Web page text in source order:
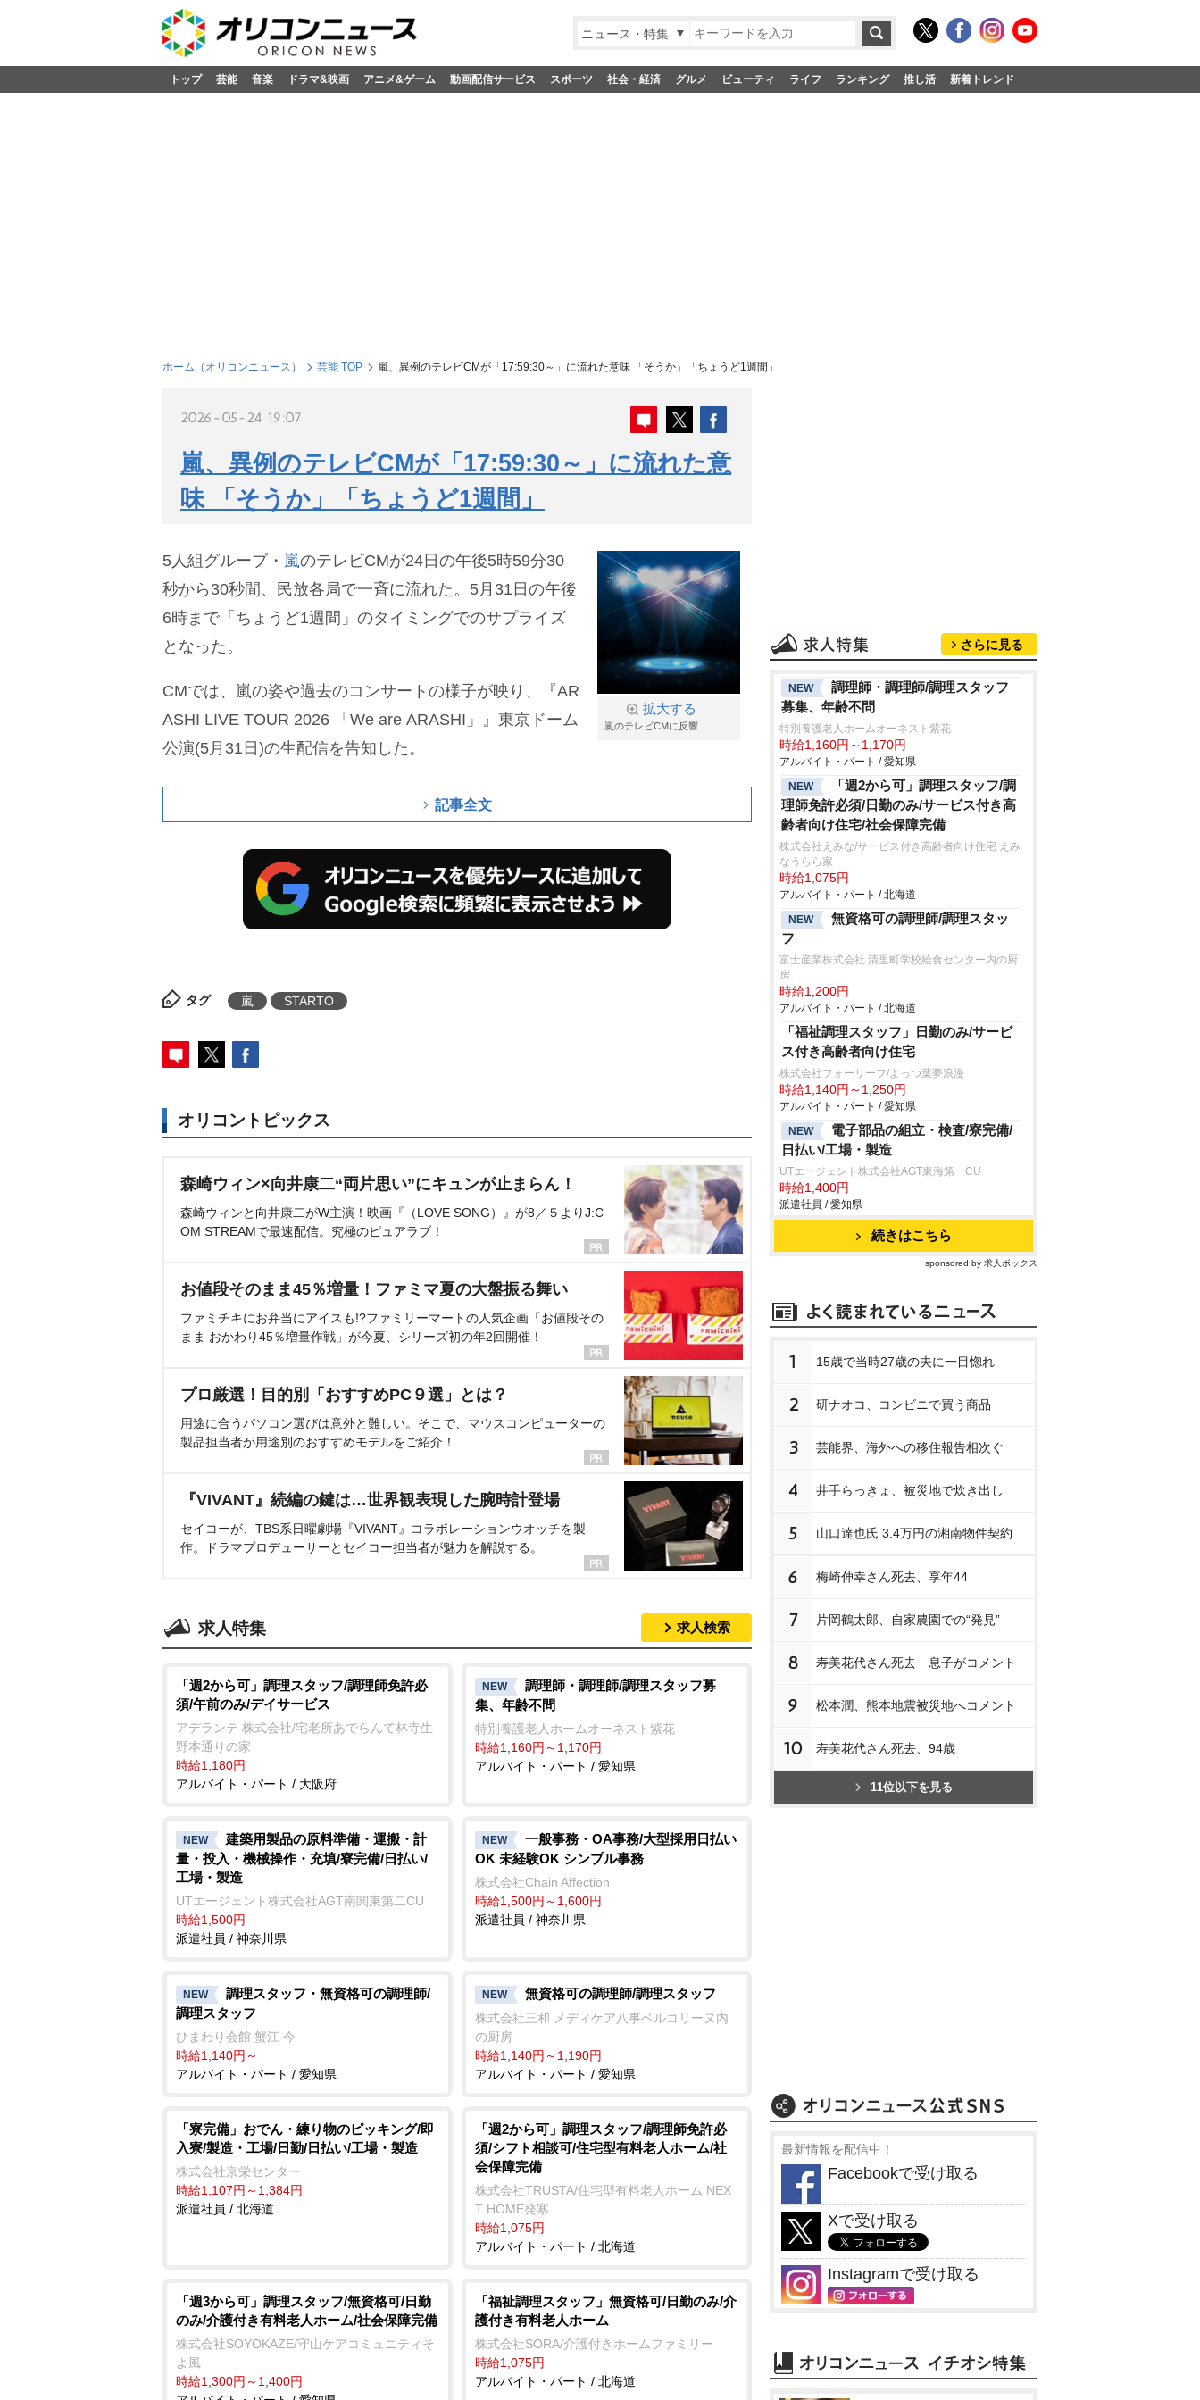
ニュース・特集
トップ 芸能 音楽 ドラマ&映画 アニメ&ゲーム 動画配信サービス スポーツ 社会・経済 グルメ ビューティ ライフ ランキング 推し活 新着トレンド
ホーム（オリコンニュース） 芸能 TOP 嵐、異例のテレビCMが「17:59:30～」に流れた意味 「そうか」「ちょうど1週間」
2026-05-24 19:07
嵐、異例のテレビCMが「17:59:30～」に流れた意
味 「そうか」「ちょうど1週間」
拡大する
嵐のテレビCMに反響
5人組グループ・ 嵐のテレビCMが24日の午後5時59分30
秒から30秒間、民放各局で一斉に流れた。5月31日の午後
6時まで「ちょうど1週間」のタイミングでのサプライズ
となった。
CMでは、嵐の姿や過去のコンサートの様子が映り、『AR
ASHI LIVE TOUR 2026 「We are ARASHI」』東京ドーム
公演(5月31日)の生配信を告知した。
記事全文
タグ 嵐 STARTO
オリコントピックス
森崎ウィン×向井康二“両片思い”にキュンが止まらん！
森崎ウィンと向井康二がW主演！映画『（LOVE SONG）』が8／５よりJ:C
OM STREAMで最速配信。究極のピュアラブ！
お値段そのまま45％増量！ファミマ夏の大盤振る舞い
ファミチキにお弁当にアイスも!?ファミリーマートの人気企画「お値段その
まま おかわり45％増量作戦」が今夏、シリーズ初の年2回開催！
プロ厳選！目的別「おすすめPC９選」とは？
用途に合うパソコン選びは意外と難しい。そこで、マウスコンピューターの
製品担当者が用途別のおすすめモデルをご紹介！
『VIVANT』続編の鍵は…世界観表現した腕時計登場
セイコーが、TBS系日曜劇場『VIVANT』コラボレーションウオッチを製
作。ドラマプロデューサーとセイコー担当者が魅力を解説する。
求人特集 求人検索
「週2から可」調理スタッフ/調理師免許必
須/午前のみ/デイサービス
アデランテ 株式会社/宅老所あでらんて林寺生
野本通りの家
時給1,180円
アルバイト・パート / 大阪府
NEW
調理師・調理師/調理スタッフ募
集、年齢不問
特別養護老人ホームオーネスト紫花
時給1,160円～1,170円
アルバイト・パート / 愛知県
NEW
建築用製品の原料準備・運搬・計
量・投入・機械操作・充填/寮完備/日払い/
工場・製造
UTエージェント株式会社AGT南関東第二CU
時給1,500円
派遣社員 / 神奈川県
NEW
一般事務・OA事務/大型採用日払い
OK 未経験OK シンプル事務
株式会社Chain Affection
時給1,500円～1,600円
派遣社員 / 神奈川県
NEW
調理スタッフ・無資格可の調理師/
調理スタッフ
ひまわり会館 蟹江 今
時給1,140円～
アルバイト・パート / 愛知県
NEW 無資格可の調理師/調理スタッフ
株式会社三和 メディケア八事ベルコリーヌ内
の厨房
時給1,140円～1,190円
アルバイト・パート / 愛知県
「寮完備」おでん・練り物のピッキング/即
入寮/製造・工場/日勤/日払い/工場・製造
株式会社京栄センター
時給1,107円～1,384円
派遣社員 / 北海道
「週2から可」調理スタッフ/調理師免許必
須/シフト相談可/住宅型有料老人ホーム/社
会保障完備
株式会社TRUSTA/住宅型有料老人ホーム NEX
T HOME発寒
時給1,075円
アルバイト・パート / 北海道
「週3から可」調理スタッフ/無資格可/日勤
のみ/介護付き有料老人ホーム/社会保障完備
株式会社SOYOKAZE/守山ケアコミュニティそ
よ風
時給1,300円～1,400円
「福祉調理スタッフ」無資格可/日勤のみ/介
護付き有料老人ホーム
株式会社SORA/介護付きホームファミリー
時給1,075円
アルバイト・パート / 北海道
さらに見る
NEW
調理師・調理師/調理スタッフ
募集、年齢不問
特別養護老人ホームオーネスト紫花
時給1,160円～1,170円
アルバイト・パート / 愛知県
NEW
「週2から可」調理スタッフ/調
理師免許必須/日勤のみ/サービス付き高
齢者向け住宅/社会保障完備
株式会社えみな/サービス付き高齢者向け住宅 えみ
なうらら家
時給1,075円
アルバイト・パート / 北海道
NEW
無資格可の調理師/調理スタッ
フ
富士産業株式会社 清里町学校給食センター内の厨
房
時給1,200円
アルバイト・パート / 北海道
「福祉調理スタッフ」日勤のみ/サービ
ス付き高齢者向け住宅
株式会社フォーリーフ/よっつ葉夢浪漫
時給1,140円～1,250円
アルバイト・パート / 愛知県
NEW
電子部品の組立・検査/寮完備/
日払い/工場・製造
UTエージェント株式会社AGT東海第一CU
時給1,400円
派遣社員 / 愛知県
続きはこちら
sponsored by 求人ボックス
1 15歳で当時27歳の夫に一目惚れ
2 研ナオコ、コンビニで買う商品
3 芸能界、海外への移住報告相次ぐ
4 井手らっきょ、被災地で炊き出し
5 山口達也氏 3.4万円の湘南物件契約
6 梅崎伸幸さん死去、享年44
7 片岡鶴太郎、自家農園での“発見”
8 寿美花代さん死去 息子がコメント
9 松本潤、熊本地震被災地へコメント
10 寿美花代さん死去、94歳
11位以下を見る
最新情報を配信中！
Facebookで受け取る
Xで受け取る
Instagramで受け取る